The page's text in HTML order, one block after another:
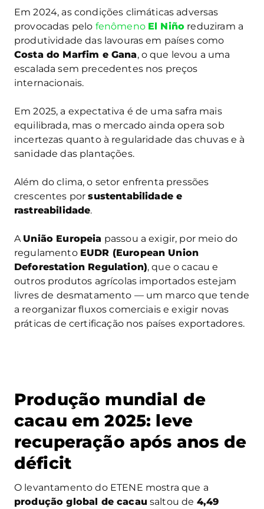
Em 2024, as condições climáticas adversas
provocadas pelo fenômeno El Niño reduziram a
produtividade das lavouras em países como
Costa do Marfim e Gana, o que levou a uma
escalada sem precedentes nos preços
internacionais.
Em 2025, a expectativa é de uma safra mais
equilibrada, mas o mercado ainda opera sob
incertezas quanto à regularidade das chuvas e à
sanidade das plantações.
Além do clima, o setor enfrenta pressões
crescentes porsustentabilidade e
rastreabilidade.
A União Europeia passou a exigir, por meio do
regulamento EUDR (European Union
Deforestation Regulation), que o cacau e
outros produtos agrícolas importados estejam
livres de desmatamento — um marco que tende
a reorganizar fluxos comerciais e exigir novas
práticas de certificação nos países exportadores.
Produção mundial de
cacau em 2025: leve
recuperação após anos de
déficit
O levantamento do ETENE mostra que a
produção global de cacau saltou de 4,49